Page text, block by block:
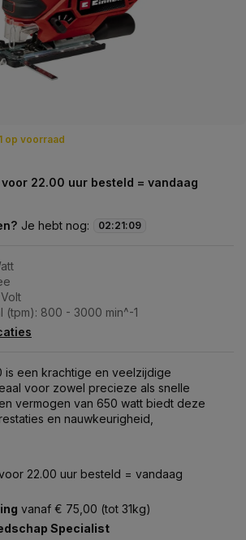
op voorraad
22.00 uur besteld = vandaag
Je hebt nog: 02:21:09
(tpm): 800 - 3000 min^-1
is een krachtige en veelzijdige
voor zowel precieze als snelle
vermogen van 650 watt biedt deze
en nauwkeurigheid,
22.00 uur besteld = vandaag
vanaf € 75,00 (tot 31kg)
Specialist